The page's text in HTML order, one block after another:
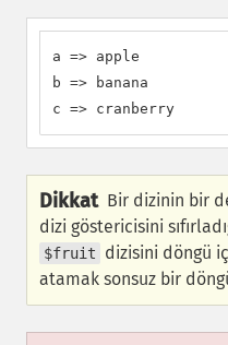
a => apple
b => banana
c => cranberry
Dikkat Bir dizinin bir
dizi göstericisini
$fruit
dizisini döngü
atamak sonsuz bir